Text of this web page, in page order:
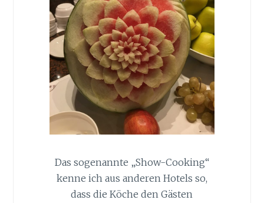
Das sogenannte „Show-Cooking“
kenne ich aus anderen Hotels so,
dass die Köche den Gästen